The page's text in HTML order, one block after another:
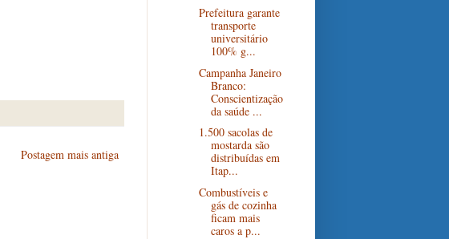
Postagem mais antiga
Prefeitura garante
transporte
universitário
100% g...
Campanha Janeiro
Branco:
Conscientização
da saúde ...
1.500 sacolas de
mostarda são
distribuídas em
Itap...
Combustíveis e
gás de cozinha
ficam mais
caros a p...